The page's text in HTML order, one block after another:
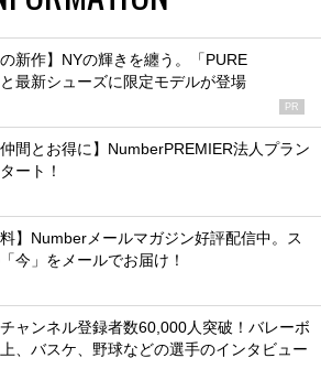
の新作】NYの輝きを纏う。「PURE
最新シューズに限定モデルが登場
PR
仲間とお得に】NumberPREMIER法人プラン
ート！
料】Numberメールマガジン好評配信中。ス
今」をメールでお届け！
ャンネル登録者数60,000人突破！バレーボ
、バスケ、野球などの選手のインタビュー